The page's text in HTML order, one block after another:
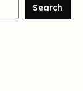
Search